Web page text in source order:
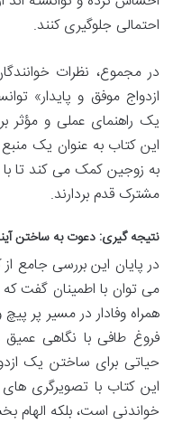
احتمالی جلوگیری کنند.
در مجموع، نظرات
ازدواج موفق و پایدار»
یک راهنمای عملی و مؤثر
این کتاب به عنوان یک
به زوجین کمک می کند تا
مشترک قدم بردارند.
نتیجه گیری: دعوت به ساختن
در پایان این بررسی جامع
می توان با اطمینان گفت
همراه وفادار در مسیر پر
حیاتی برای ساختن یک
این کتاب با تصویرگری
خواندنی است، بلکه